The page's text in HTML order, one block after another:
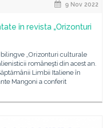
9 Nov 2022
în revista „Orizonturi
„Orizonturi culturale
româneşti din acest an.
Limbii Italiene în
Mangoni a conferit